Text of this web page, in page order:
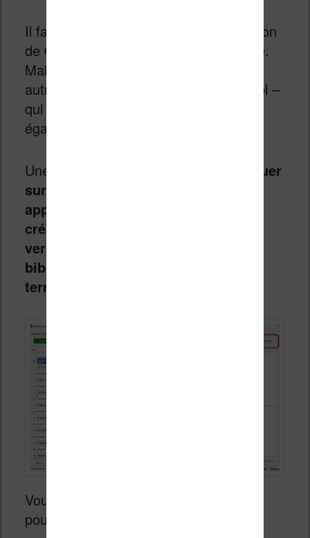
Il faut dire que j’utilise l’outil de traduction
de OpenAI qui est un des moins rapide.
Mais, vous pouvez aussi configurer un
autre outil plus spécialisé comme Deepl –
qui vous coûtera peut-être moins cher
également.
Une fois que c’est terminé,
il faut cliquer
sur le bouton situé en haut à droite
appelé « Produit » pour lancer la
création du nouvel ebook que vous
verrez apparaître dans votre
bibliothèque une fois le processus
terminé.
Vous pouvez ensuite consulter le livre
pour observer le résultat plus en détail.